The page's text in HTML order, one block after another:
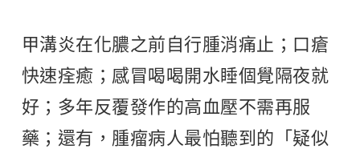
甲溝炎在化膿之前自行腫消痛止；口瘡
快速痊癒；感冒喝喝開水睡個覺隔夜就
好；多年反覆發作的高血壓不需再服
藥；還有，腫瘤病人最怕聽到的「疑似